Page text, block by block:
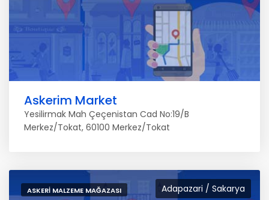
Askerim Market
Yesilirmak Mah Çeçenistan Cad No:19/B
Merkez/Tokat, 60100 Merkez/Tokat
Adapazari / Sakarya
ASKERI MALZEME MAĞAZASI